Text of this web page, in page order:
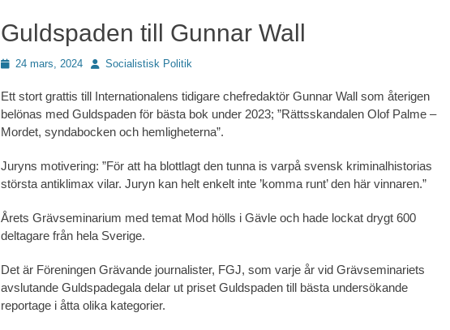
Guldspaden till Gunnar Wall
Publicerad
24 mars, 2024 Författare
Socialistisk Politik
Ett stort grattis till Internationalens tidigare chefredaktör Gunnar Wall som återigen
belönas med Guldspaden för bästa bok under 2023; ”Rättsskandalen Olof Palme –
Mordet, syndabocken och hemligheterna”.
Juryns motivering: ”För att ha blottlagt den tunna is varpå svensk kriminalhistorias
största antiklimax vilar. Juryn kan helt enkelt inte ’komma runt’ den här vinnaren.”
Årets Grävseminarium med temat Mod hölls i Gävle och hade lockat drygt 600
deltagare från hela Sverige.
Det är Föreningen Grävande journalister, FGJ, som varje år vid Grävseminariets
avslutande Guldspadegala delar ut priset Guldspaden till bästa undersökande
reportage i åtta olika kategorier.